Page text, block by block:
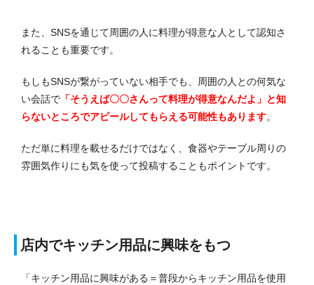
また、SNSを通じて周囲の人に料理が得意な人として認知さ
れることも重要です。
もしもSNSが繋がっていない相手でも、周囲の人との何気な
い会話で 「そうえば〇〇さんって料理が得意なんだよ」と知
らないところでアピールしてもらえる可能性もあります。
ただ単に料理を載せるだけではなく、食器やテーブル周りの
雰囲気作りにも気を使って投稿することもポイントです。
店内でキッチン用品に興味をもつ
「キッチン用品に興味がある＝普段からキッチン用品を使用